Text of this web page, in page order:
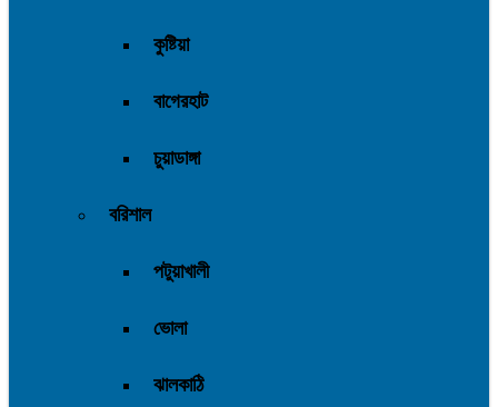
কুষ্টিয়া
বাগেরহাট
চুয়াডাঙ্গা
বরিশাল
পটুয়াখালী
ভোলা
ঝালকাঠি